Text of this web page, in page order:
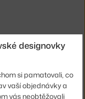
designovky
si pamatovali, co
vaší objednávky a
vás neobtěžovali